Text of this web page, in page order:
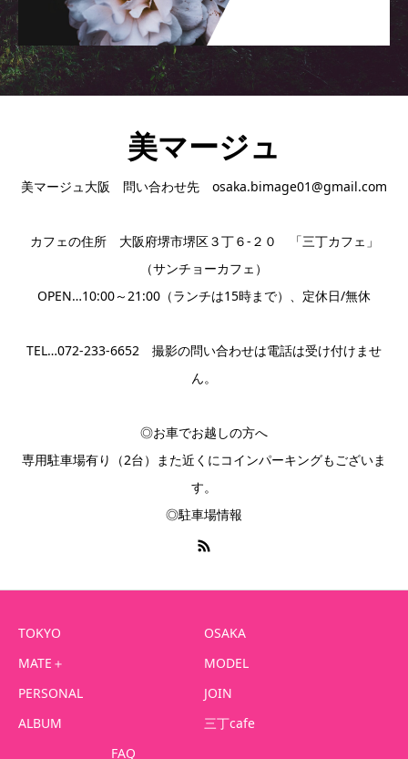
美マージュ
美マージュ大阪 問い合わせ先 osaka.bimage01@gmail.com
カフェの住所 大阪府堺市堺区３丁６-２０ 「三丁カフェ」
（サンチョーカフェ）
OPEN…10:00～21:00（ランチは15時まで）、定休日/無休
TEL…072-233-6652 撮影の問い合わせは電話は受け付けませ
ん。
◎お車でお越しの方へ
専用駐車場有り（2台）また近くにコインパーキングもございま
す。
◎駐車場情報
TOKYO
OSAKA
MATE＋
MODEL
PERSONAL
JOIN
ALBUM
三丁cafe
FAQ